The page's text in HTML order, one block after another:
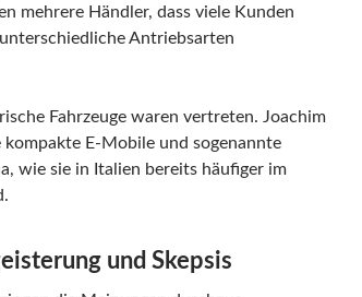
mehrere Händler, dass viele Kunden
Antriebsarten
Fahrzeuge waren vertreten. Joachim
E-Mobile und sogenannte
wie sie in Italien bereits häufiger im
und Skepsis